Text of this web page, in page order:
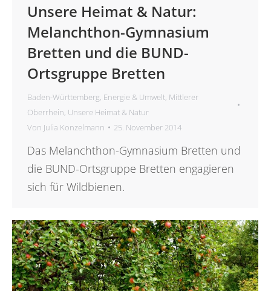
Unsere Heimat & Natur:
Melanchthon-Gymnasium
Bretten und die BUND-
Ortsgruppe Bretten
Baden-Württemberg, Energie & Umwelt, Mittlerer
Oberrhein, Unsere Heimat & Natur
Von Julia Konzelmann 25. November 2014
Das Melanchthon-Gymnasium Bretten und
die BUND-Ortsgruppe Bretten engagieren
sich für Wildbienen.